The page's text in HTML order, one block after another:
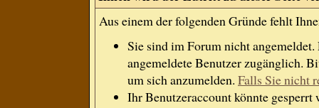
Aus einem der folgenden Gründe fehlt
Sie sind im Forum nicht
angemeldete Benutzer zugänglich.
um sich anzumelden. Falls Sie nicht
Ihr Benutzeraccount könnte gesperrt